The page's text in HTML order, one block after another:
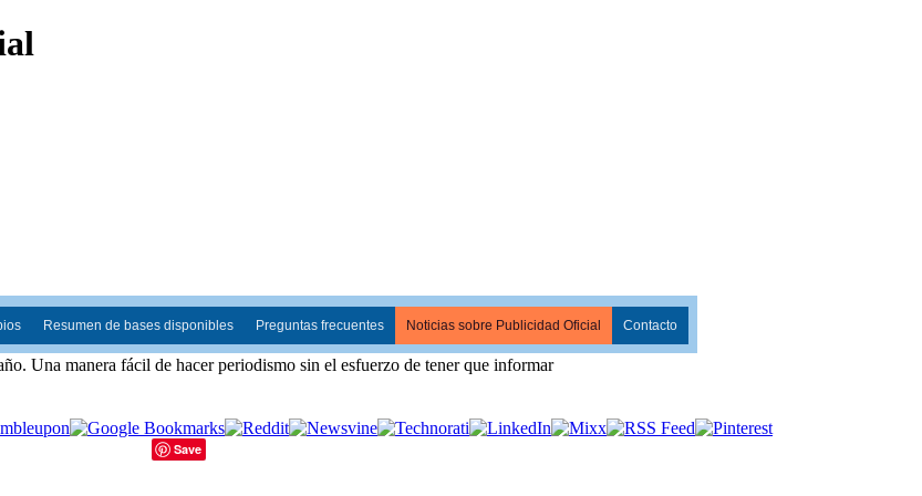
Resumen de bases disponibles Preguntas frecuentes Noticias sobre Publicidad Oficial Contacto
Una manera fácil de hacer periodismo sin el esfuerzo de tener que informar
Save